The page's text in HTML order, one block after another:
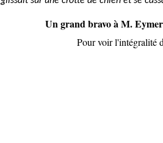
Un grand bravo à M.
Pour voir l'intégralité